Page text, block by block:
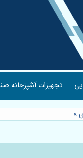
تجهیزات آشپزخانه
»